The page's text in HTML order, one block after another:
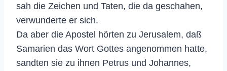
sah die Zeichen und Taten, die da geschahen,
verwunderte er sich.
Da aber die Apostel hörten zu Jerusalem, daß
Samarien das Wort Gottes angenommen hatte,
sandten sie zu ihnen Petrus und Johannes,